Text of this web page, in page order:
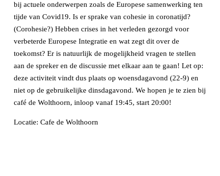
bij actuele onderwerpen zoals de Europese samenwerking ten
tijde van Covid19. Is er sprake van cohesie in coronatijd?
(Corohesie?) Hebben crises in het verleden gezorgd voor
verbeterde Europese Integratie en wat zegt dit over de
toekomst? Er is natuurlijk de mogelijkheid vragen te stellen
aan de spreker en de discussie met elkaar aan te gaan! Let op:
deze activiteit vindt dus plaats op woensdagavond (22-9) en
niet op de gebruikelijke dinsdagavond. We hopen je te zien bij
café de Wolthoorn, inloop vanaf 19:45, start 20:00!
Locatie: Cafe de Wolthoorn